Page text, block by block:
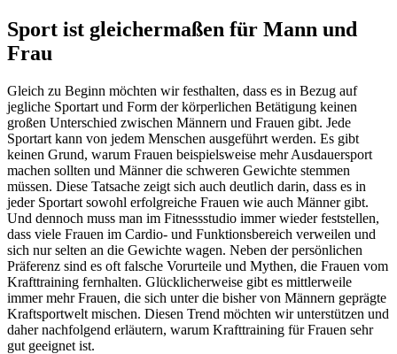
Sport ist gleichermaßen für Mann und
Frau
Gleich zu Beginn möchten wir festhalten, dass es in Bezug auf
jegliche Sportart und Form der körperlichen Betätigung keinen
großen Unterschied zwischen Männern und Frauen gibt. Jede
Sportart kann von jedem Menschen ausgeführt werden. Es gibt
keinen Grund, warum Frauen beispielsweise mehr Ausdauersport
machen sollten und Männer die schweren Gewichte stemmen
müssen. Diese Tatsache zeigt sich auch deutlich darin, dass es in
jeder Sportart sowohl erfolgreiche Frauen wie auch Männer gibt.
Und dennoch muss man im Fitnessstudio immer wieder feststellen,
dass viele Frauen im Cardio- und Funktionsbereich verweilen und
sich nur selten an die Gewichte wagen. Neben der persönlichen
Präferenz sind es oft falsche Vorurteile und Mythen, die Frauen vom
Krafttraining fernhalten. Glücklicherweise gibt es mittlerweile
immer mehr Frauen, die sich unter die bisher von Männern geprägte
Kraftsportwelt mischen. Diesen Trend möchten wir unterstützen und
daher nachfolgend erläutern, warum Krafttraining für Frauen sehr
gut geeignet ist.